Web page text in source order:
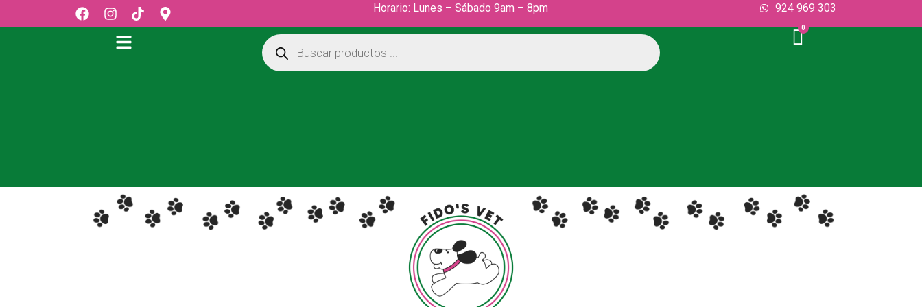
Horario: Lunes – Sábado 9am – 8pm 924 969 303